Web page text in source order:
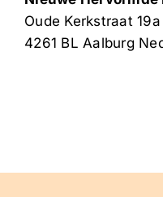
Oude Kerkstraat 19a
4261 BL Aalburg